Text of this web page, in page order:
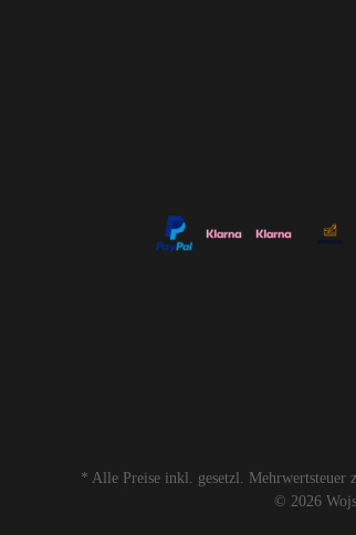
* Alle Preise inkl. gesetzl. Mehrwertsteuer
© 2026